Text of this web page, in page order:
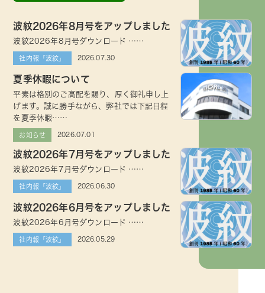
波紋2026年8月号をアップしました
波紋2026年8月号ダウンロード ……
社内報「波紋」 2026.07.30
夏季休暇について
平素は格別のご高配を賜り、厚く御礼申し上
げます。誠に勝手ながら、弊社では下記日程
を夏季休暇……
お知らせ 2026.07.01
波紋2026年7月号をアップしました
波紋2026年7月号ダウンロード ……
社内報「波紋」 2026.06.30
波紋2026年6月号をアップしました
波紋2026年6月号ダウンロード ……
社内報「波紋」 2026.05.29